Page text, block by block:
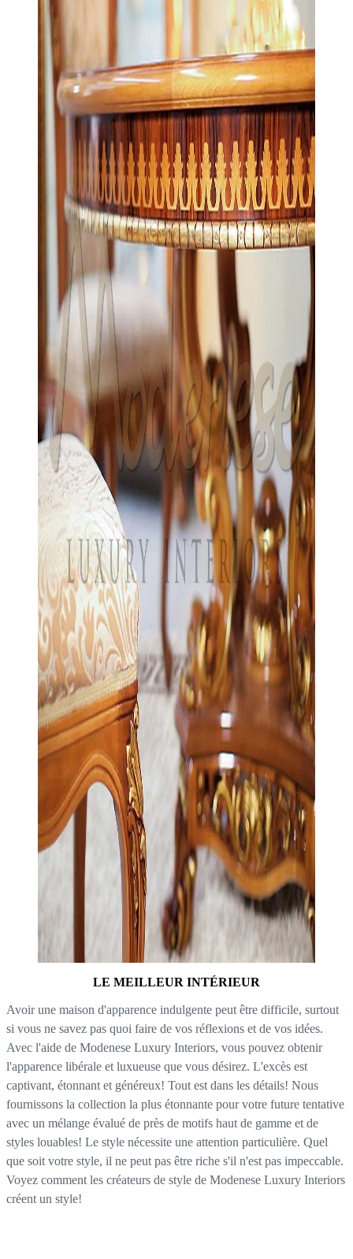
LE MEILLEUR INTÉRIEUR
Avoir une maison d'apparence indulgente peut être difficile, surtout
si vous ne savez pas quoi faire de vos réflexions et de vos idées.
Avec l'aide de Modenese Luxury Interiors, vous pouvez obtenir
l'apparence libérale et luxueuse que vous désirez. L'excès est
captivant, étonnant et généreux! Tout est dans les détails! Nous
fournissons la collection la plus étonnante pour votre future tentative
avec un mélange évalué de près de motifs haut de gamme et de
styles louables! Le style nécessite une attention particulière. Quel
que soit votre style, il ne peut pas être riche s'il n'est pas impeccable.
Voyez comment les créateurs de style de Modenese Luxury Interiors
créent un style!